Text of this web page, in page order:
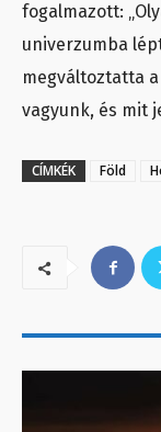
fogalmazott:
univerzumba
megváltoztatta
vagyunk, és mit
CÍMKÉK Föld